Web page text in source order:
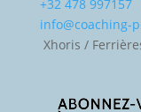
+32 478 997157
info@coaching-
Xhoris /